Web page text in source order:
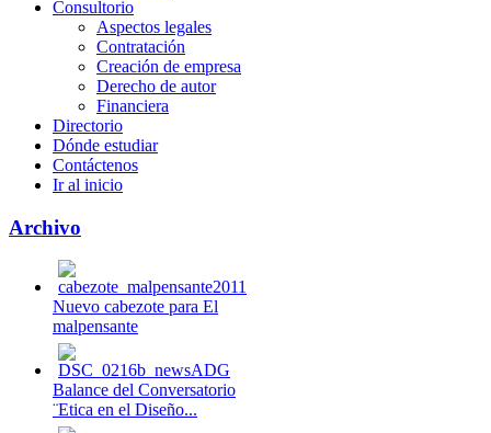
Consultorio
Aspectos legales
Contratación
Creación de empresa
Derecho de autor
Financiera
Directorio
Dónde estudiar
Contáctenos
Ir al inicio
Archivo
Nuevo cabezote para El
malpensante
Balance del Conversatorio
¨Etica en el Diseño...